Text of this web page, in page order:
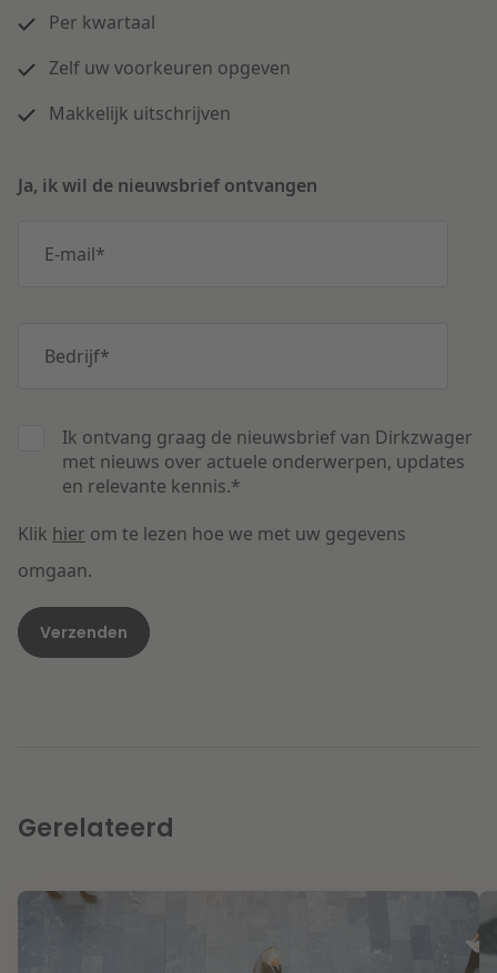
Per kwartaal
Zelf uw voorkeuren opgeven
Makkelijk uitschrijven
Ja, ik wil de nieuwsbrief ontvangen
E-mail*
Bedrijf*
Ik ontvang graag de nieuwsbrief van Dirkzwager
met nieuws over actuele onderwerpen, updates
en relevante kennis.*
Klik hier om te lezen hoe we met uw gegevens
omgaan.
Gerelateerd